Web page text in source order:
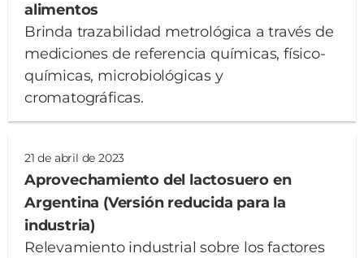
alimentos
Brinda trazabilidad metrológica a través de
mediciones de referencia químicas, físico-
químicas, microbiológicas y
cromatográficas.
21 de abril de 2023
Aprovechamiento del lactosuero en
Argentina (Versión reducida para la
industria)
Relevamiento industrial sobre los factores